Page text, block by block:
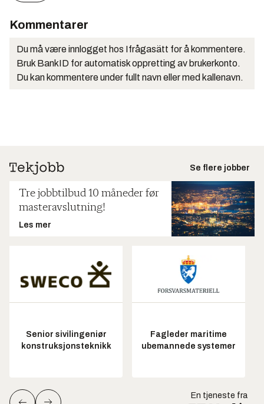
Kommentarer
Du må være innlogget hos Ifrågasätt for å kommentere.
Bruk BankID for automatisk oppretting av brukerkonto.
Du kan kommentere under fullt navn eller med kallenavn.
Se flere jobber
Tre jobbtilbud 10 måneder før
masteravslutning!
Les mer
Senior sivilingeniør
konstruksjonsteknikk
Fagleder maritime
ubemannede systemer
En tjeneste fra